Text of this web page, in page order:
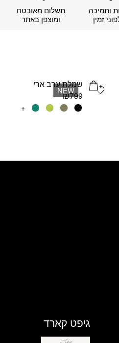
ותמיכה
זמין
תשלום מאובטח
ומוצפן באתר
Add wishlist
NEW
שמלת ערב ארי
₪799
למוצר
+
גיפט קארד